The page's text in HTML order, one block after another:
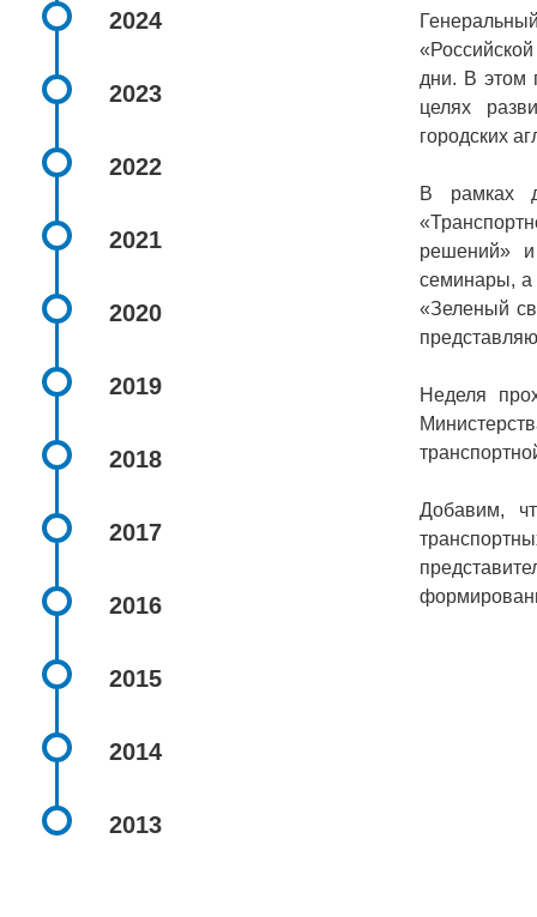
2024
2023
2022
2021
2020
2019
2018
2017
2016
2015
2014
2013
Г
дни. В этом
целях
городских
В рамках
решений» и
семинары, а
«Зеленый
Неделя
Добавим,